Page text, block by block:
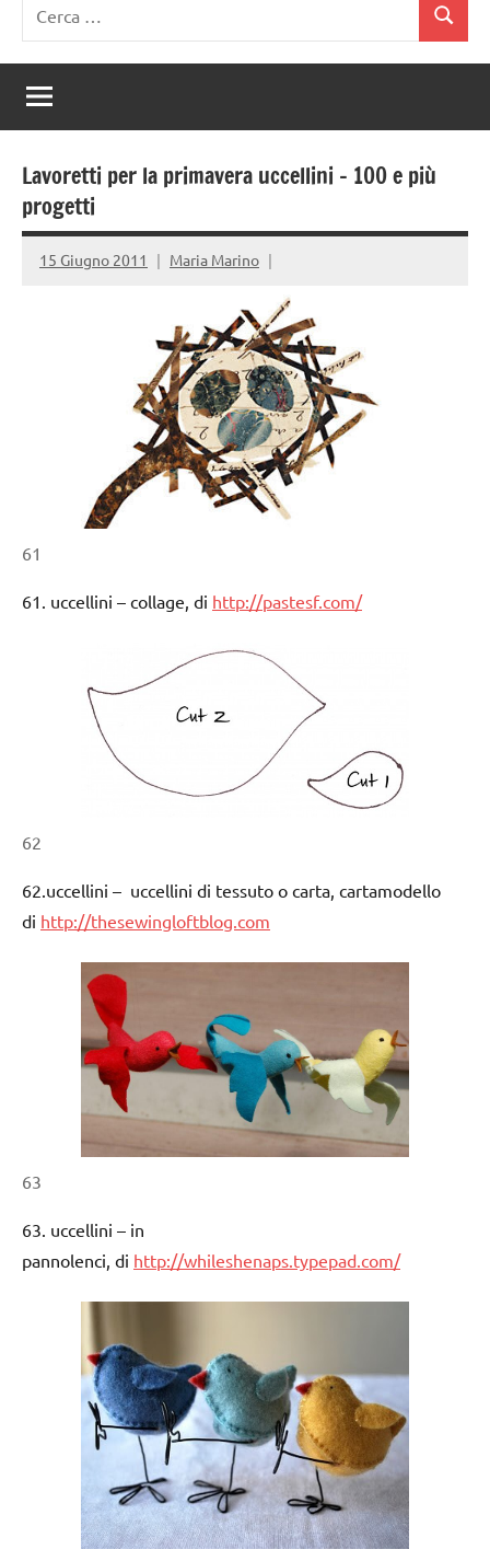
per:
Cerca
Lavoretti per la primavera uccellini – 100 e più
progetti
15 Giugno 2011 Maria Marino
61
61. uccellini – collage, di http://pastesf.com/
62
62.uccellini – uccellini di tessuto o carta, cartamodello
di http://thesewingloftblog.com
63
63. uccellini – in
pannolenci, di http://whileshenaps.typepad.com/